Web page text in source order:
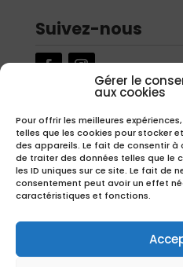
Gérer le
aux cookies
Pour offrir les meilleures
telles que les cookies pour stocker
des appareils. Le fait de consentir
de traiter des données telles que le
les ID uniques sur ce site. Le fait de
consentement peut avoir un effet
caractéristiques et fonctions.
Suivez-nous
Inscrivez-vous à notre
exclusives.